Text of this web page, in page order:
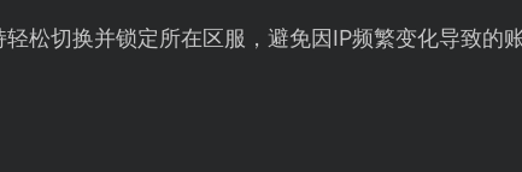
轻松切换并锁定所在区服，避免因IP频繁变化导致的